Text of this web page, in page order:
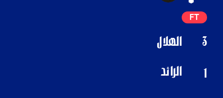
الهلال
الرائد
FT
3
1